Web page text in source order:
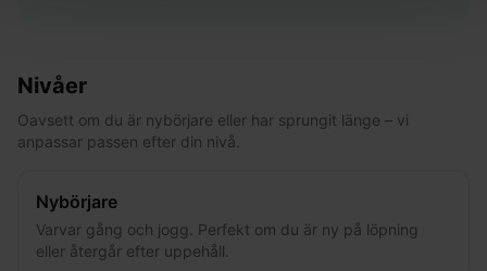
Nivåer
Oavsett om du är nybörjare eller har sprungit länge – vi
anpassar passen efter din nivå.
Nybörjare
Varvar gång och jogg. Perfekt om du är ny på löpning
eller återgår efter uppehåll.